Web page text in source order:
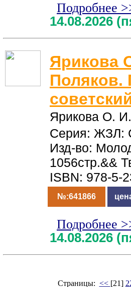
Подробнее
14.08.2026
Ярикова
Поляков.
Ярикова О. И.
Серия: ЖЗЛ:
Изд-во:
1056стр.&&
ISBN: 978-5-
№:641866
Подробнее
14.08.2026
Страницы: << [21]